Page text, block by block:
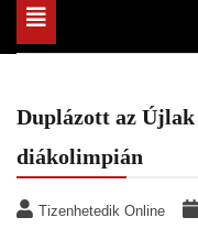
Toggle
navigation
Duplázott az Újlak
diákolimpián
Tizenhetedik Online